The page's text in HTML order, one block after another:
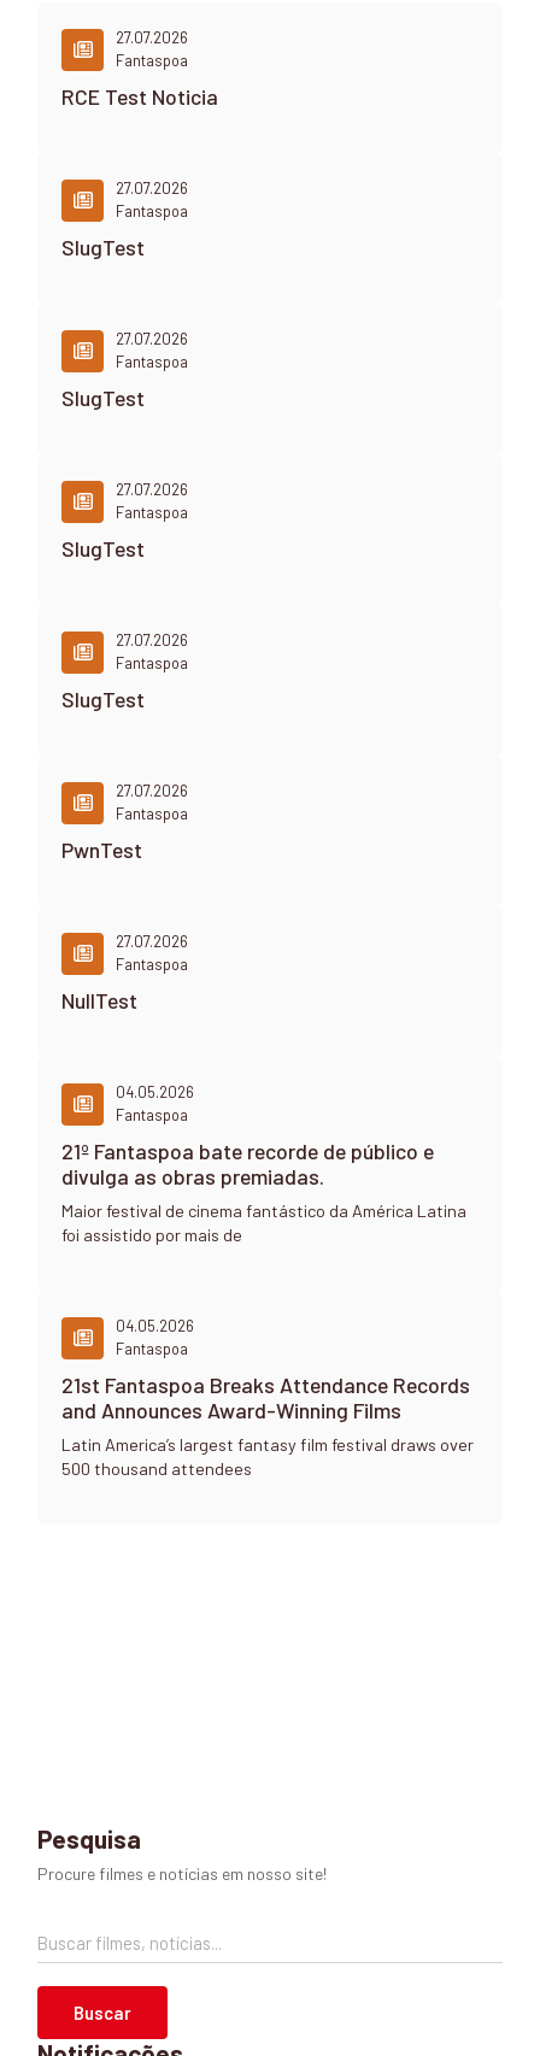
27.07.2026
Fantaspoa
RCE Test Noticia
27.07.2026
Fantaspoa
SlugTest
27.07.2026
Fantaspoa
SlugTest
27.07.2026
Fantaspoa
SlugTest
27.07.2026
Fantaspoa
SlugTest
27.07.2026
Fantaspoa
PwnTest
27.07.2026
Fantaspoa
NullTest
04.05.2026
Fantaspoa
21º Fantaspoa bate recorde de público e
divulga as obras premiadas.
Maior festival de cinema fantástico da América Latina
foi assistido por mais de
04.05.2026
Fantaspoa
21st Fantaspoa Breaks Attendance Records
and Announces Award-Winning Films
Latin America’s largest fantasy film festival draws over
500 thousand attendees
Pesquisa
Procure filmes e notícias em nosso site!
Buscar filmes, notícias...
Buscar